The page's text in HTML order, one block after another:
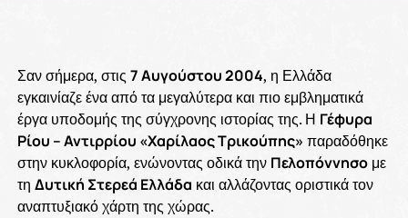
Σαν σήμερα, στις 7 Αυγούστου 2004, η Ελλάδα
εγκαινίαζε ένα από τα μεγαλύτερα και πιο εμβληματικά
έργα υποδομής της σύγχρονης ιστορίας της. Η Γέφυρα
Ρίου – Αντιρρίου «Χαρίλαος Τρικούπης» παραδόθηκε
στην κυκλοφορία, ενώνοντας οδικά την Πελοπόννησομε
τη Δυτική Στερεά Ελλάδα και αλλάζοντας οριστικά τον
αναπτυξιακό χάρτη της χώρας.